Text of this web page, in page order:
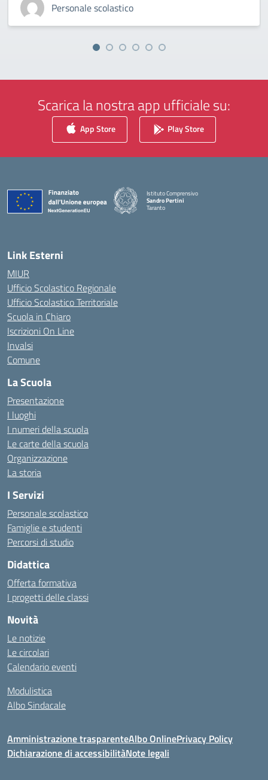
Personale scolastico
Scarica la nostra app ufficiale su:
App Store Play Store
Istituto Comprensivo
Sandro Pertini
Taranto
Link Esterni
MIUR
Ufficio Scolastico Regionale
Ufficio Scolastico Territoriale
Scuola in Chiaro
Iscrizioni On Line
Invalsi
Comune
La Scuola
Presentazione
I luoghi
I numeri della scuola
Le carte della scuola
Organizzazione
La storia
I Servizi
Personale scolastico
Famiglie e studenti
Percorsi di studio
Didattica
Offerta formativa
I progetti delle classi
Novità
Le notizie
Le circolari
Calendario eventi
Modulistica
Albo Sindacale
Amministrazione trasparenteAlbo OnlinePrivacy Policy
Dichiarazione di accessibilitàNote legali